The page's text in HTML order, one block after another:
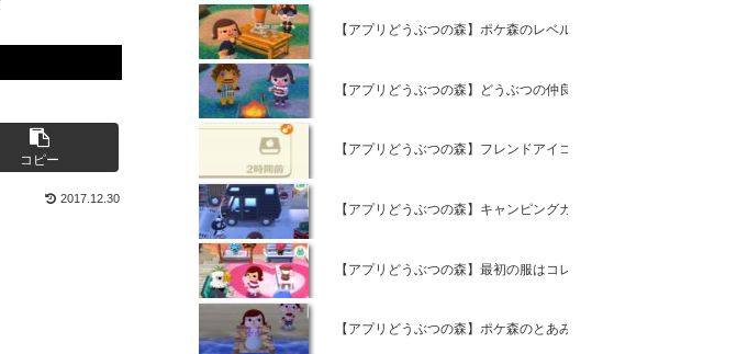
コピー
2017.12.30
【アプリどうぶつの森】ポケ森のレベルを50にするコツとは【ポケ
【アプリどうぶつの森】どうぶつの仲良し度を早く上げる裏技【ポ
【アプリどうぶつの森】フレンドアイコンに表示されるマークの意
【アプリどうぶつの森】キャンピングカーをカスタマイズする方法
【アプリどうぶつの森】最初の服はコレで決まる！【ポケットキャン
【アプリどうぶつの森】ポケ森のとあみやミツは無料で使えるって